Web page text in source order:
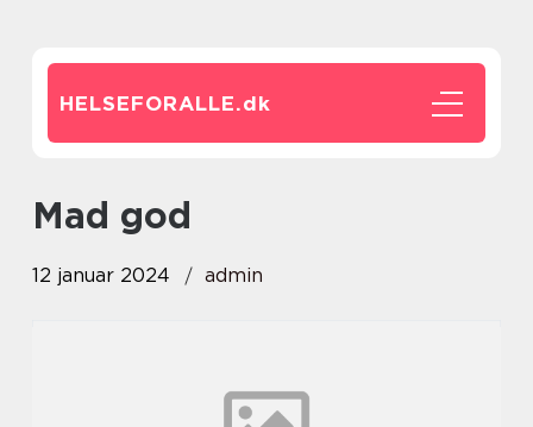
HELSEFORALLE.dk
mad god
12 januar 2024 admin